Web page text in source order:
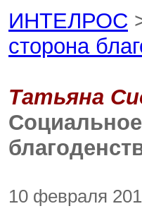
ИНТЕЛРОС
сторона
Татьяна
10 февраля